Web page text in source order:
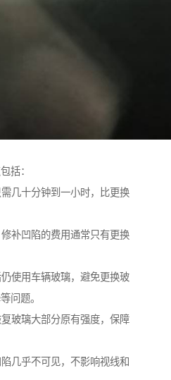
括：
几十分钟到一小时，比更换
补凹陷的费用通常只有更换
使用车辆玻璃，避免更换玻
问题。
玻璃大部分原有强度，保障
几乎不可见，不影响视线和